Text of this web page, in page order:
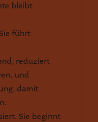
bleibt
führt
reduziert
und
damit
Sie beginnt